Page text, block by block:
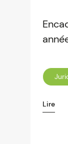
Lire